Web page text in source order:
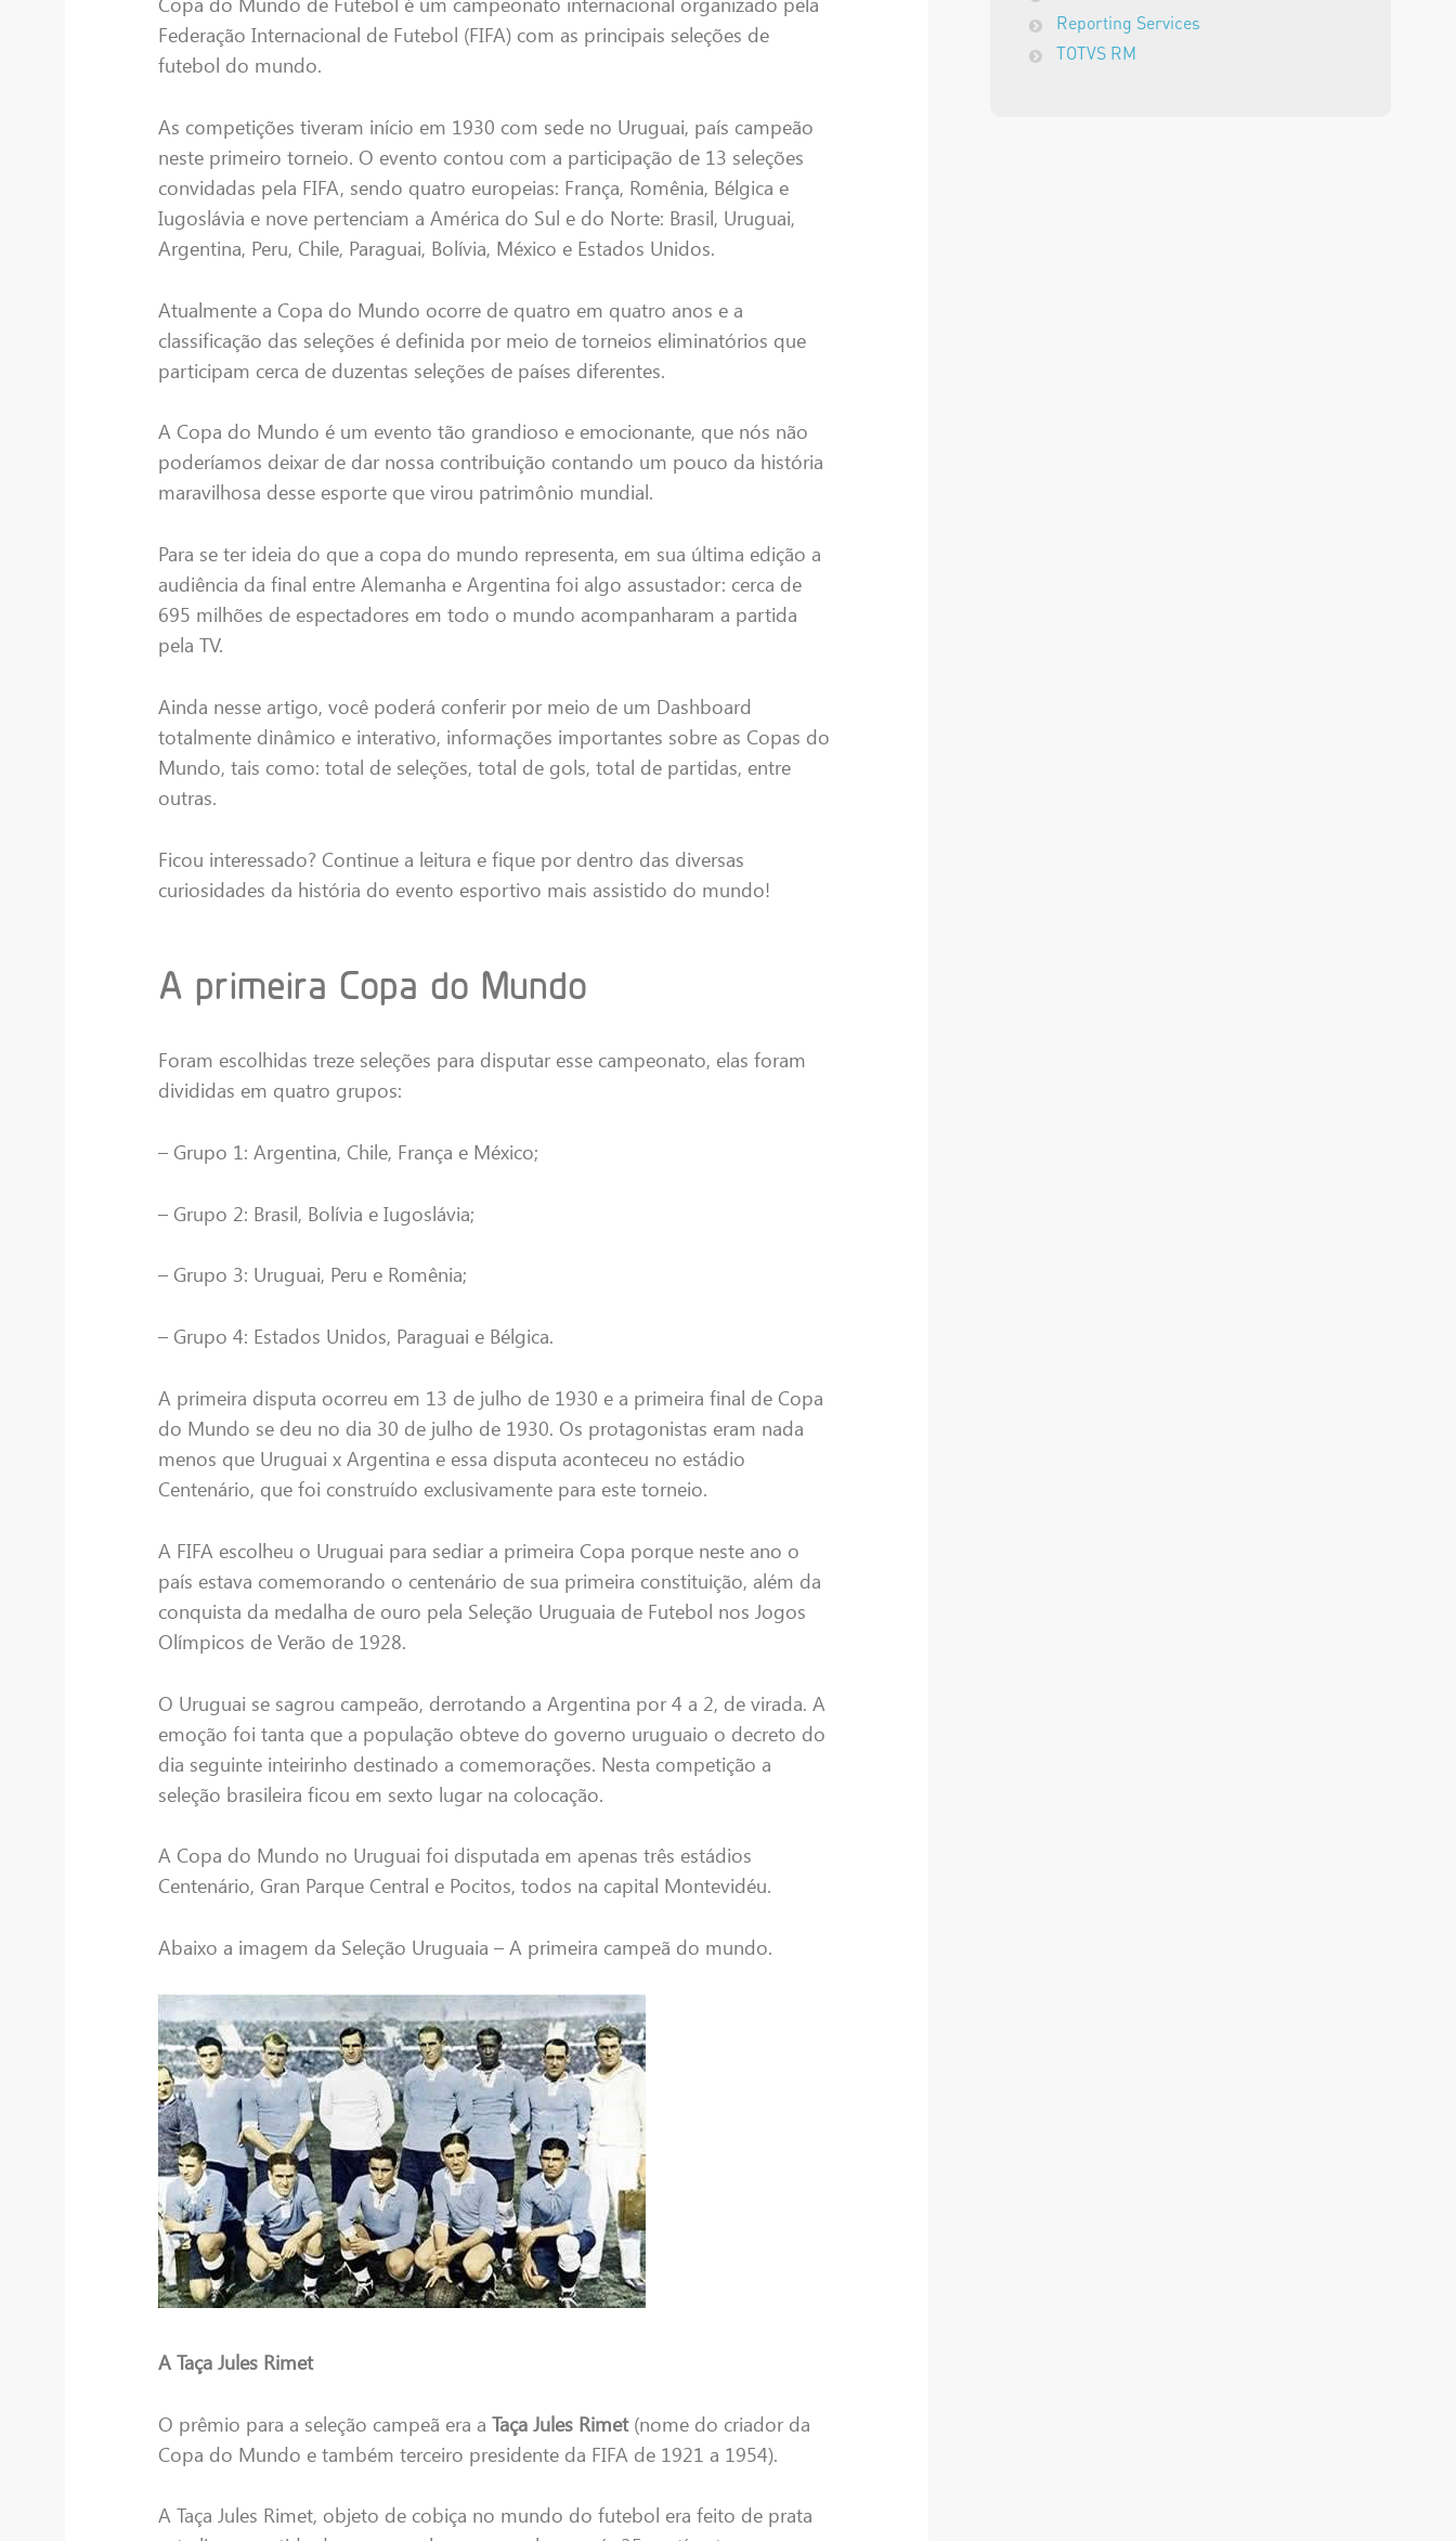
Federação Internacional de Futebol (FIFA) com as principais seleções de
futebol do mundo.
As competições tiveram início em 1930 com sede no Uruguai, país campeão
neste primeiro torneio. O evento contou com a participação de 13 seleções
convidadas pela FIFA, sendo quatro europeias: França, Romênia, Bélgica e
Iugoslávia e nove pertenciam a América do Sul e do Norte: Brasil, Uruguai,
Argentina, Peru, Chile, Paraguai, Bolívia, México e Estados Unidos.
Atualmente a Copa do Mundo ocorre de quatro em quatro anos e a
classificação das seleções é definida por meio de torneios eliminatórios que
participam cerca de duzentas seleções de países diferentes.
A Copa do Mundo é um evento tão grandioso e emocionante, que nós não
poderíamos deixar de dar nossa contribuição contando um pouco da história
maravilhosa desse esporte que virou patrimônio mundial.
Para se ter ideia do que a copa do mundo representa, em sua última edição a
audiência da final entre Alemanha e Argentina foi algo assustador: cerca de
695 milhões de espectadores em todo o mundo acompanharam a partida
pela TV.
Ainda nesse artigo, você poderá conferir por meio de um Dashboard
totalmente dinâmico e interativo, informações importantes sobre as Copas do
Mundo, tais como: total de seleções, total de gols, total de partidas, entre
outras.
Ficou interessado? Continue a leitura e fique por dentro das diversas
curiosidades da história do evento esportivo mais assistido do mundo!
A primeira Copa do Mundo
Foram escolhidas treze seleções para disputar esse campeonato, elas foram
divididas em quatro grupos:
– Grupo 1: Argentina, Chile, França e México;
– Grupo 2: Brasil, Bolívia e Iugoslávia;
– Grupo 3: Uruguai, Peru e Romênia;
– Grupo 4: Estados Unidos, Paraguai e Bélgica.
A primeira disputa ocorreu em 13 de julho de 1930 e a primeira final de Copa
do Mundo se deu no dia 30 de julho de 1930. Os protagonistas eram nada
menos que Uruguai x Argentina e essa disputa aconteceu no estádio
Centenário, que foi construído exclusivamente para este torneio.
A FIFA escolheu o Uruguai para sediar a primeira Copa porque neste ano o
país estava comemorando o centenário de sua primeira constituição, além da
conquista da medalha de ouro pela Seleção Uruguaia de Futebol nos Jogos
Olímpicos de Verão de 1928.
O Uruguai se sagrou campeão, derrotando a Argentina por 4 a 2, de virada. A
emoção foi tanta que a população obteve do governo uruguaio o decreto do
dia seguinte inteirinho destinado a comemorações. Nesta competição a
seleção brasileira ficou em sexto lugar na colocação.
A Copa do Mundo no Uruguai foi disputada em apenas três estádios
Centenário, Gran Parque Central e Pocitos, todos na capital Montevidéu.
Abaixo a imagem da Seleção Uruguaia – A primeira campeã do mundo.
A Taça Jules Rimet
O prêmio para a seleção campeã era aTaça Jules Rimet(nome do criador da
Copa do Mundo e também terceiro presidente da FIFA de 1921 a 1954).
A Taça Jules Rimet, objeto de cobiça no mundo do futebol era feito de prata
Reporting Services
TOTVS RM